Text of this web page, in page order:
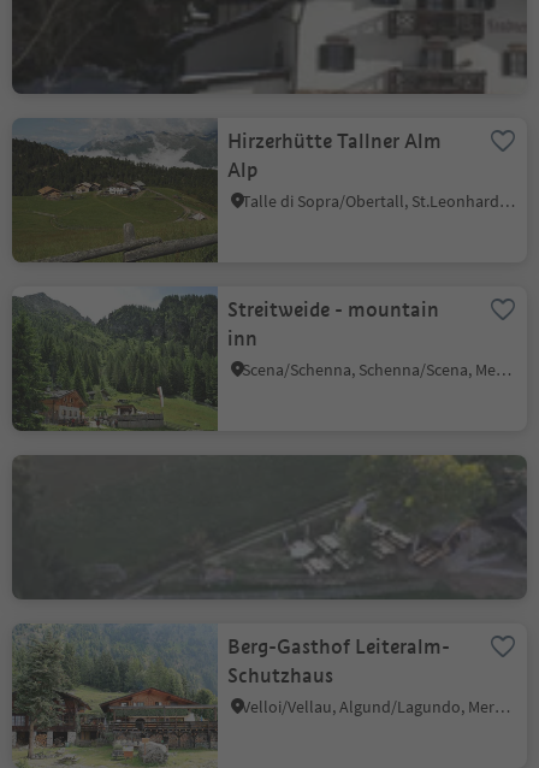
Hirzerhütte Tallner Alm
Alp
Talle di Sopra/Obertall, St.Leonhard in Passeier/San Leonardo in Passiria, Meran/Merano and environs
Streitweide - mountain
inn
Scena/Schenna, Schenna/Scena, Meran/Merano and environs
Berg-Gasthof Leiteralm-
Schutzhaus
Velloi/Vellau, Algund/Lagundo, Meran/Merano and environs